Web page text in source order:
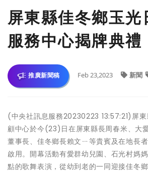
屏東縣佳冬鄉玉光
服務中心揭牌典禮
推廣新聞稿 Feb 23,2023 新聞
(中央社訊息服務20230223 13:57:21)屏
顧中心於今(23)日在屏東縣長周春米、大
董事長、佳冬鄉長賴文ㄧ等貴賓及在地長
啟用。開幕活動有愛群幼兒園、石光村媽
點的歌舞表演，從幼到老的一同迎接佳冬鄉